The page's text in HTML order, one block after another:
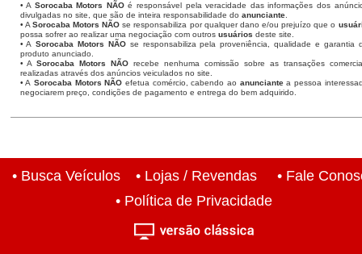
• A Sorocaba Motors NÃOé responsável pela veracidade das informações dos
divulgadas no site, que são de inteira responsabilidade do anunciante.
• A Sorocaba Motors NÃO se responsabiliza por qualquer dano e/ou prejuízo que o
possa sofrer ao realizar uma negociação com outros usuários deste site.
• A Sorocaba Motors NÃOse responsabiliza pela proveniência, qualidade e garantia
produto anunciado.
• ASorocaba Motors NÃO recebe nenhuma comissão sobre as transações
realizadas através dos anúncios veiculados no site.
• A Sorocaba Motors NÃO efetua comércio, cabendo ao anunciantea pessoa
negociarem preço, condições de pagamento e entrega do bem adquirido.